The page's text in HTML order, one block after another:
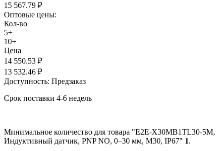
15 567.79 ₽
Оптовые цены:
Кол-во
5+
10+
Цена
14 550.53 ₽
13 532.46 ₽
Доступность: Предзаказ
Срок поставки 4-6 недель
Минимальное количество для товара "E2E-X30MB1TL30-5M,
Индуктивный датчик, PNP NO, 0–30 мм, М30, IP67" 1.